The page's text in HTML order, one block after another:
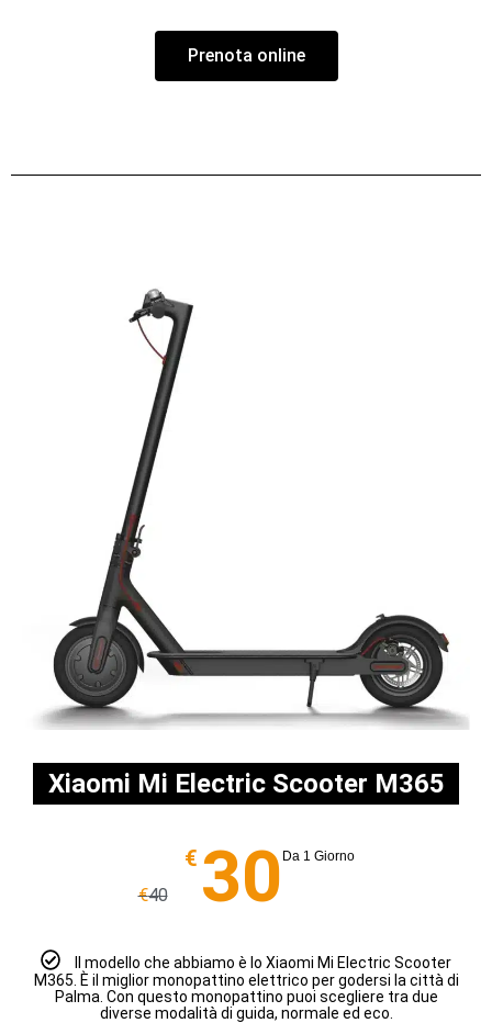
Prenota online
Xiaomi Mi Electric Scooter M365
€40
€ 30 Da 1 Giorno
Il modello che abbiamo è lo Xiaomi Mi Electric Scooter
M365. È il miglior monopattino elettrico per godersi la città di
Palma. Con questo monopattino puoi scegliere tra due
diverse modalità di guida, normale ed eco.